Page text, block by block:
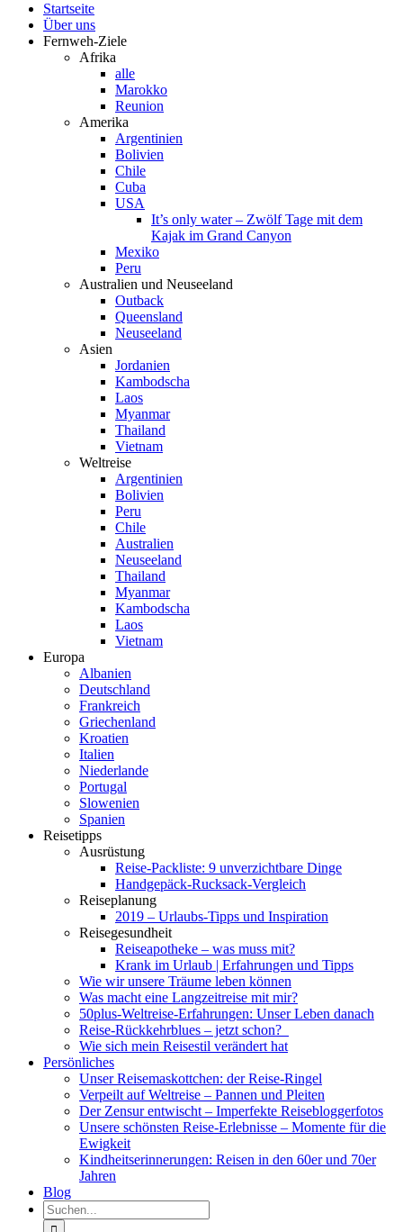
Startseite
Über uns
Fernweh-Ziele
Afrika
alle
Marokko
Reunion
Amerika
Argentinien
Bolivien
Chile
Cuba
USA
It’s only water – Zwölf Tage mit dem
Kajak im Grand Canyon
Mexiko
Peru
Australien und Neuseeland
Outback
Queensland
Neuseeland
Asien
Jordanien
Kambodscha
Laos
Myanmar
Thailand
Vietnam
Weltreise
Argentinien
Bolivien
Peru
Chile
Australien
Neuseeland
Thailand
Myanmar
Kambodscha
Laos
Vietnam
Europa
Albanien
Deutschland
Frankreich
Griechenland
Kroatien
Italien
Niederlande
Portugal
Slowenien
Spanien
Reisetipps
Ausrüstung
Reise-Packliste: 9 unverzichtbare Dinge
Handgepäck-Rucksack-Vergleich
Reiseplanung
2019 – Urlaubs-Tipps und Inspiration
Reisegesundheit
Reiseapotheke – was muss mit?
Krank im Urlaub | Erfahrungen und Tipps
Wie wir unsere Träume leben können
Was macht eine Langzeitreise mit mir?
50plus-Weltreise-Erfahrungen: Unser Leben danach
Reise-Rückkehrblues – jetzt schon?
Wie sich mein Reisestil verändert hat
Persönliches
Unser Reisemaskottchen: der Reise-Ringel
Verpeilt auf Weltreise – Pannen und Pleiten
Der Zensur entwischt – Imperfekte Reisebloggerfotos
Unsere schönsten Reise-Erlebnisse – Momente für die
Ewigkeit
Kindheitserinnerungen: Reisen in den 60er und 70er
Jahren
Blog
Suche
nach: